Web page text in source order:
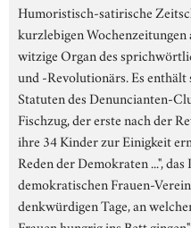
Humoristisch-satirische
kurzlebigen
witzige Organ des
und -Revolutionärs. Es enthält
Statuten des Denuncianten-
Fischzug, der erste nach der
ihre 34 Kinder zur Einigkeit
Reden der Demokraten ...",
demokratischen Frauen-
denkwürdigen Tage, an